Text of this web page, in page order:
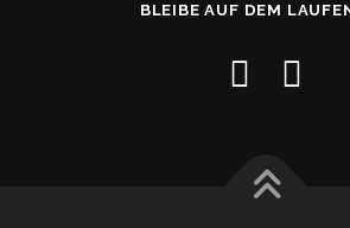
BLEIBE AUF DEM